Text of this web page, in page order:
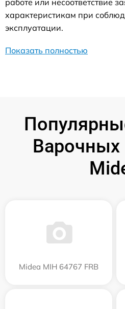
характеристикам при
эксплуатации.
Показать полностью
Варочных
Midea MIH 64767 FRB